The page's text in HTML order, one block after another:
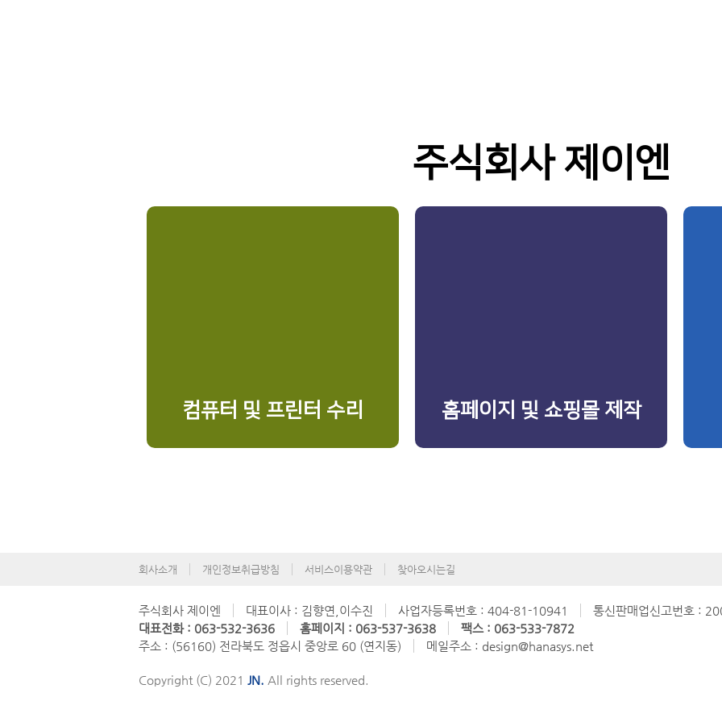
주식회사 제이엔
컴퓨터 및 프린터 수리 홈페이지 및 쇼핑몰 제작
회사소개 개인정보취급방침 서비스이용약관 찾아오시는길
주식회사 제이엔 대표이사 : 김향연,이수진 사업자등록번호 : 404-81-10941 통신판매업신고번호 :
대표전화 : 063-532-3636
홈페이지 : 063-537-3638
팩스 : 063-533-7872
주소 : (56160) 전라북도 정읍시 중앙로 60 (연지동)
메일주소 : design@hanasys.net
Copyright (C) 2021 JN. All rights reserved.